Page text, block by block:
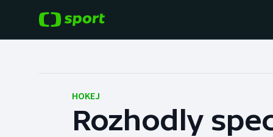
Hokej Baseball a softbal
HOKEJ
Rozhodly